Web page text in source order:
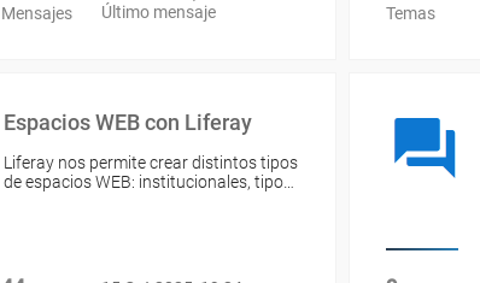
Mensajes
Último mensaje
Temas
Espacios WEB con Liferay
Liferay nos permite crear distintos tipos
de espacios WEB: institucionales, tipo…